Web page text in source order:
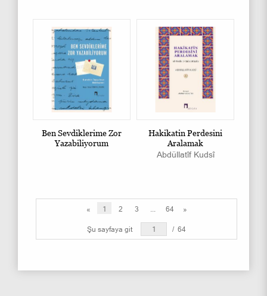
Ben Sevdiklerime Zor
Yazabiliyorum
Hakikatin Perdesini
Aralamak
Abdüllatîf Kudsî
« 1 2 3 ... 64 »
Şu sayfaya git / 64